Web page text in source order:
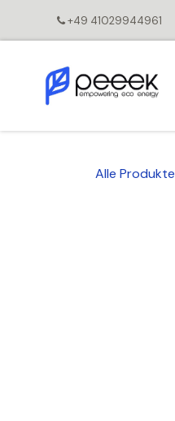
+49 41029944961
Alle Produkte